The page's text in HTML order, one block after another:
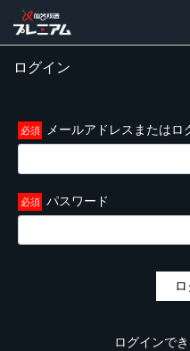
ログイン
メールアドレスまたはロ
パスワード
ログインで